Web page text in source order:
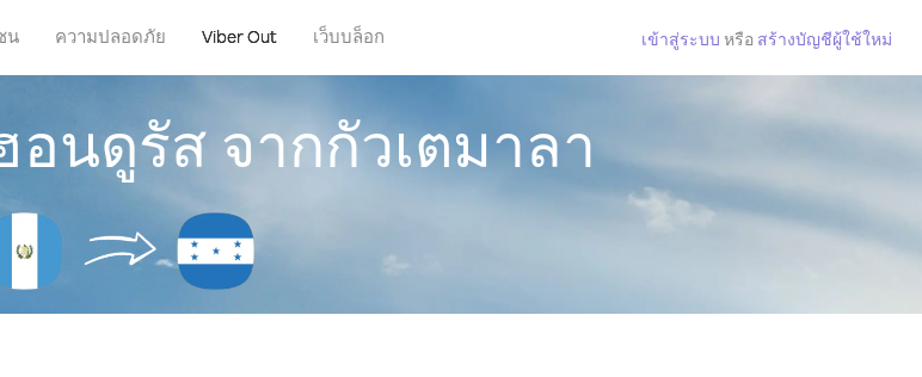
น ความปลอดภัย Viber Out เว็บบล็อก เข้าสู่ระบบ หรือ สร้างบัญชีผู้ใช้ใหม่
นดูรัส จากกัวเตมาลา